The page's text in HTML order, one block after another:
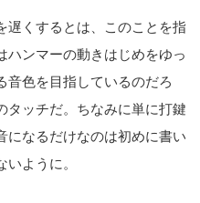
くするとは、このことを指
ハンマーの動きはじめをゆっ
音色を目指しているのだろ
タッチだ。ちなみに単に打鍵
になるだけなのは初めに書い
ように。